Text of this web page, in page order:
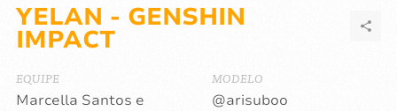
YELAN - GENSHIN
IMPACT
EQUIPE
Marcella Santos e
MODELO
@arisuboo